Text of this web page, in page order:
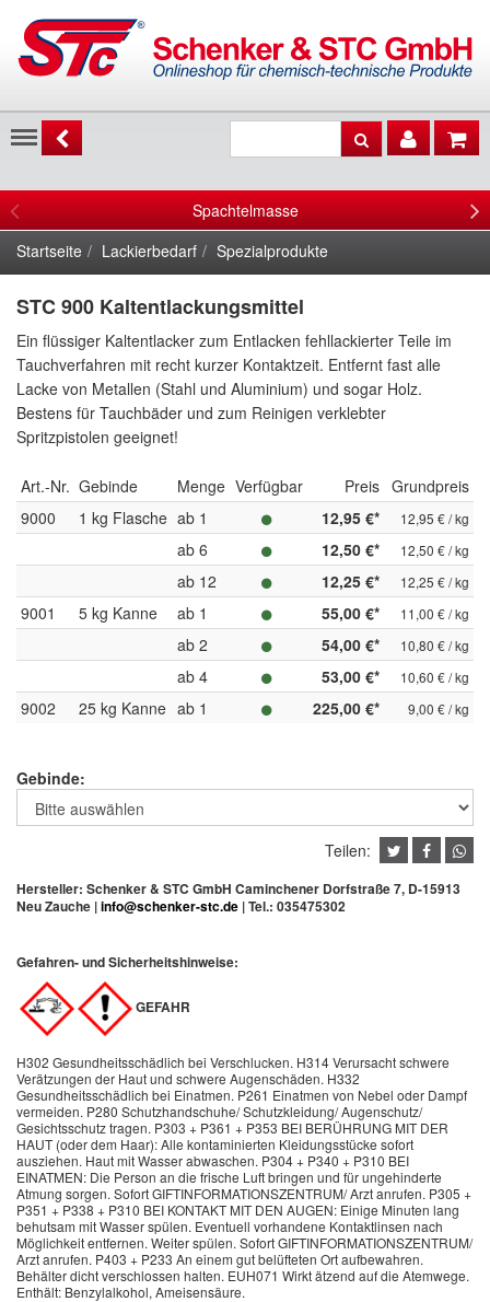
Menu
Spachtelmasse
Startseite
Lackierbedarf Spezialprodukte
STC 900 Kaltentlackungsmittel
Ein flüssiger Kaltentlacker zum Entlacken fehllackierter Teile im
Tauchverfahren mit recht kurzer Kontaktzeit. Entfernt fast alle
Lacke von Metallen (Stahl und Aluminium) und sogar Holz.
Bestens für Tauchbäder und zum Reinigen verklebter
Spritzpistolen geeignet!
Art.-Nr. Gebinde Menge Verfügbar Preis Grundpreis
9000
1 kg Flasche ab 1 12,95 €* 12,95 € / kg
ab 6 12,50 €* 12,50 € / kg
ab 12 12,25 €* 12,25 € / kg
9001 5 kg Kanne ab 1 55,00 €* 11,00 € / kg
ab 2 54,00 €* 10,80 € / kg
ab 4 53,00 €* 10,60 € / kg
9002 25 kg Kanne ab 1 225,00 €* 9,00 € / kg
Gebinde:
Teilen:
Hersteller: Schenker & STC GmbH Caminchener Dorfstraße 7, D-15913
Neu Zauche |info@schenker-stc.de | Tel.: 035475302
Gefahren- und Sicherheitshinweise:
GEFAHR
H302 Gesundheitsschädlich bei Verschlucken. H314 Verursacht schwere
Verätzungen der Haut und schwere Augenschäden. H332
Gesundheitsschädlich bei Einatmen. P261 Einatmen von Nebel oder Dampf
vermeiden. P280 Schutzhandschuhe/ Schutzkleidung/ Augenschutz/
Gesichtsschutz tragen. P303 + P361 + P353 BEI BERÜHRUNG MIT DER
HAUT (oder dem Haar): Alle kontaminierten Kleidungsstücke sofort
ausziehen. Haut mit Wasser abwaschen. P304 + P340 + P310 BEI
EINATMEN: Die Person an die frische Luft bringen und für ungehinderte
Atmung sorgen. Sofort GIFTINFORMATIONSZENTRUM/ Arzt anrufen. P305 +
P351 + P338 + P310 BEI KONTAKT MIT DEN AUGEN: Einige Minuten lang
behutsam mit Wasser spülen. Eventuell vorhandene Kontaktlinsen nach
Möglichkeit entfernen. Weiter spülen. Sofort GIFTINFORMATIONSZENTRUM/
Arzt anrufen. P403 + P233 An einem gut belüfteten Ort aufbewahren.
Behälter dicht verschlossen halten. EUH071 Wirkt ätzend auf die Atemwege.
Enthält: Benzylalkohol, Ameisensäure.